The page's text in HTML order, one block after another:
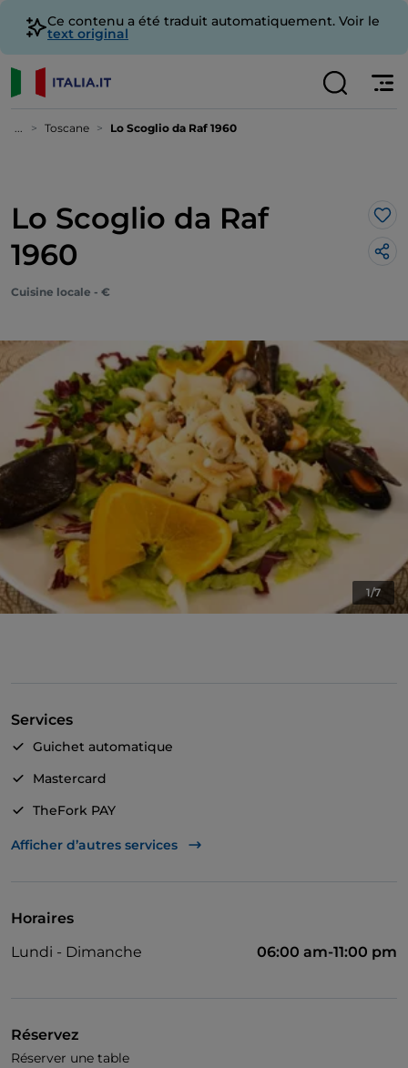
Ce contenu a été traduit automatiquement. Voir le
text original
... Toscane Lo Scoglio da Raf 1960
Lo Scoglio da Raf
1960
Cuisine locale - €
1/7
Services
Guichet automatique
Mastercard
TheFork PAY
UnionPay via TheFork PAY
Afficher d’autres services
Horaires
Lundi - Dimanche
06:00 am-11:00 pm
Réservez
Réserver une table